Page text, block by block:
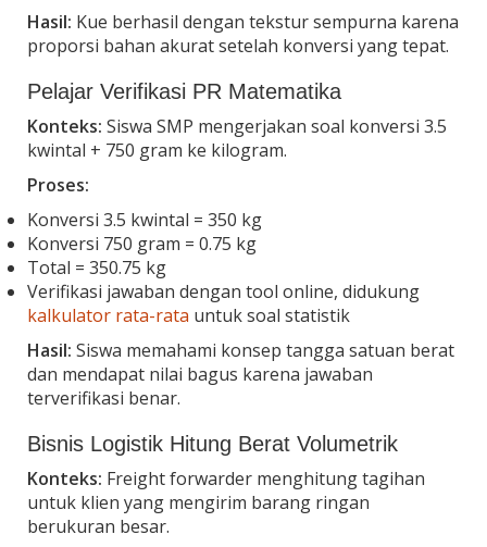
Hasil: Kue berhasil dengan tekstur sempurna karena
proporsi bahan akurat setelah konversi yang tepat.
Pelajar Verifikasi PR Matematika
Konteks: Siswa SMP mengerjakan soal konversi 3.5
kwintal + 750 gram ke kilogram.
Proses:
Konversi 3.5 kwintal = 350 kg
Konversi 750 gram = 0.75 kg
Total = 350.75 kg
Verifikasi jawaban dengan tool online, didukung
kalkulator rata-rata untuk soal statistik
Hasil: Siswa memahami konsep tangga satuan berat
dan mendapat nilai bagus karena jawaban
terverifikasi benar.
Bisnis Logistik Hitung Berat Volumetrik
Konteks: Freight forwarder menghitung tagihan
untuk klien yang mengirim barang ringan
berukuran besar.